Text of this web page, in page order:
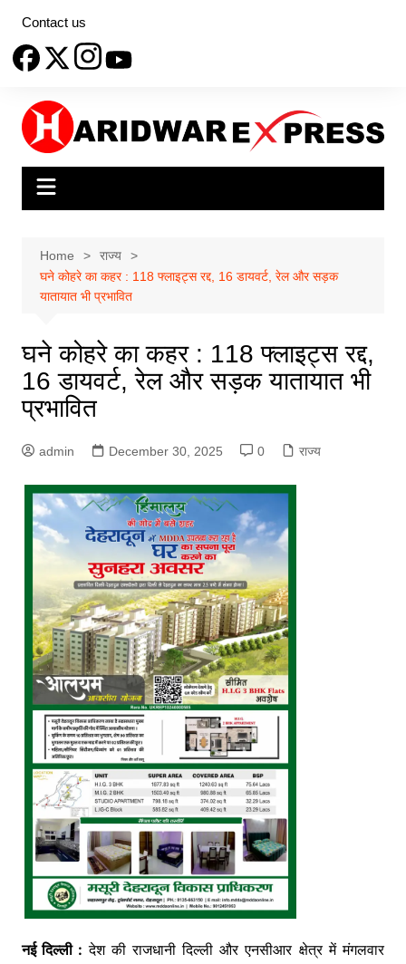
content
Contact us
Home
राज्य
घने कोहरे का कहर : 118 फ्लाइट्स रद्द, 16 डायवर्ट, रेल और सड़क
यातायात भी प्रभावित
घने कोहरे का कहर : 118 फ्लाइट्स रद्द,
16 डायवर्ट, रेल और सड़क यातायात भी
प्रभावित
admin December 30, 2025 0 राज्य
नई दिल्ली :देश की राजधानी दिल्ली और एनसीआर क्षेत्र में मंगलवार